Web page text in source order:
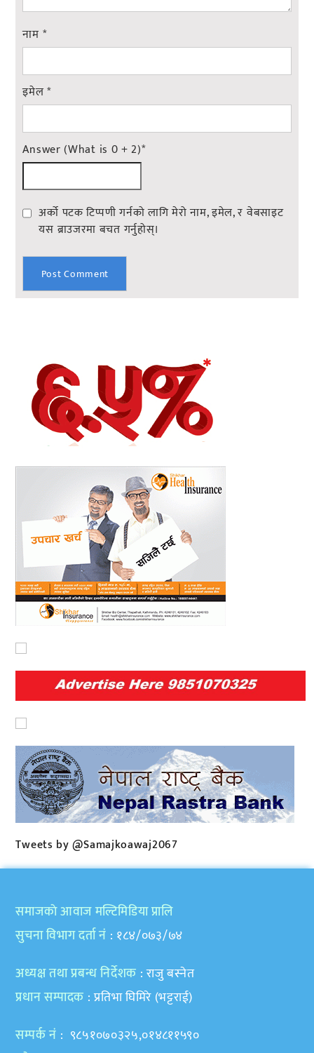
नाम *
इमेल*
Answer (What is 0 + 2)*
अर्को पटक टिप्पणी गर्नको लागि मेरो नाम, इमेल, र वेबसाइट
यस ब्राउजरमा बचत गर्नुहोस्।
Tweets by @Samajkoawaj2067
समाजकाे आवाज मल्टिमिडिया प्रालि
सुचना विभाग दर्ता नं : १८४/०७३/७४
अध्यक्ष तथा प्रबन्ध निर्देशक : राजु बस्नेत
प्रधान सम्पादक : प्रतिभा घिमिरे (भट्टराई)
सम्पर्क नं : ९८५१०७०३२५,०१४८११५९०